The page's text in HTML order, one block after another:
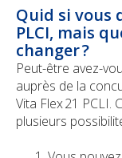
Quid si vous
PLCI, mais
changer ?
Peut-être avez-
auprès de la
Vita Flex 21 PCLI.
plusieurs